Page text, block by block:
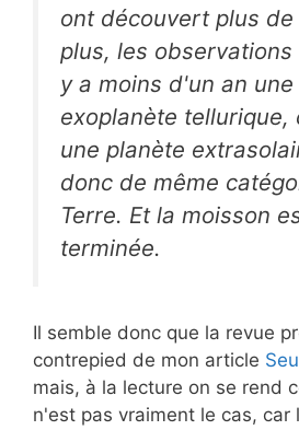
ont découvert plus de
plus, les
y a moins d'un an
exoplanète
une planète
donc de même
Terre. Et la moisson
terminée.
Il semble donc que la revue
contrepied de mon article
mais, à la lecture on se rend
n'est pas vraiment le cas, car